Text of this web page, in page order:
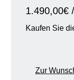
1.490,00€ /
Kaufen Sie
Zur